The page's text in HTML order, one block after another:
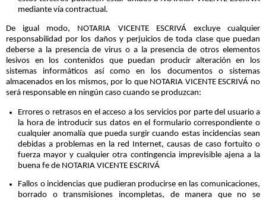
mediante vía contractual.
De igual modo, NOTARIA VICENTE ESCRIVÁ excluye cualquier
responsabilidad por los daños y perjuicios de toda clase que puedan
deberse a la presencia de virus o a la presencia de otros elementos
lesivos en los contenidos que puedan producir alteración en los
sistemas informáticos así como en los documentos o sistemas
almacenados en los mismos, por lo que NOTARIA VICENTE ESCRIVÁ no
será responsable en ningún caso cuando se produzcan:
Errores o retrasos en el acceso a los servicios por parte del usuario a
la hora de introducir sus datos en el formulario correspondiente o
cualquier anomalía que pueda surgir cuando estas incidencias sean
debidas a problemas en la red Internet, causas de caso fortuito o
fuerza mayor y cualquier otra contingencia imprevisible ajena a la
buena fe de NOTARIA VICENTE ESCRIVÁ
Fallos o incidencias que pudieran producirse en las comunicaciones,
borrado o transmisiones incompletas, de manera que no se